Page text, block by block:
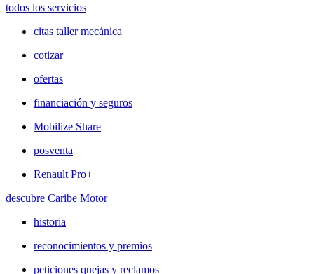
todos los servicios
citas taller mecánica
cotizar
ofertas
financiación y seguros
Mobilize Share
posventa
Renault Pro+
descubre Caribe Motor
historia
reconocimientos y premios
peticiones quejas y reclamos